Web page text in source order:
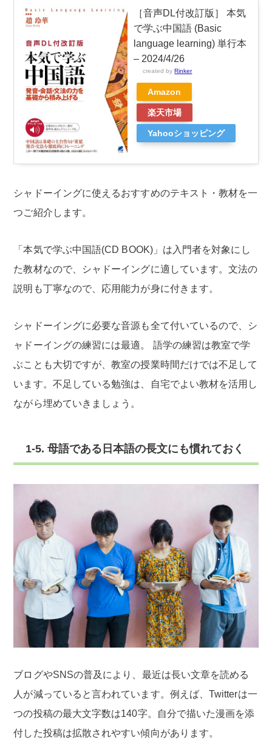
［音声DL付改訂版］ 本気
で学ぶ中国語 (Basic
language learning) 単行本
– 2024/4/26
created byRinker
Amazon
楽天市場
Yahooショッピング
シャドーイングに使えるおすすめのテキスト・教材を一
つご紹介します。
「本気で学ぶ中国語(CD BOOK)」は入門者を対象にし
た教材なので、シャドーイングに適しています。文法の
説明も丁寧なので、応用能力が身に付きます。
シャドーイングに必要な音源も全て付いているので、シ
ャドーイングの練習には最適。 語学の練習は教室で学
ぶことも大切ですが、教室の授業時間だけでは不足して
います。不足している勉強は、自宅でよい教材を活用し
ながら埋めていきましょう。
1-5. 母語である日本語の長文にも慣れておく
ブログやSNSの普及により、最近は長い文章を読める
人が減っていると言われています。例えば、Twitterは一
つの投稿の最大文字数は140字。自分で描いた漫画を添
付した投稿は拡散されやすい傾向があります。